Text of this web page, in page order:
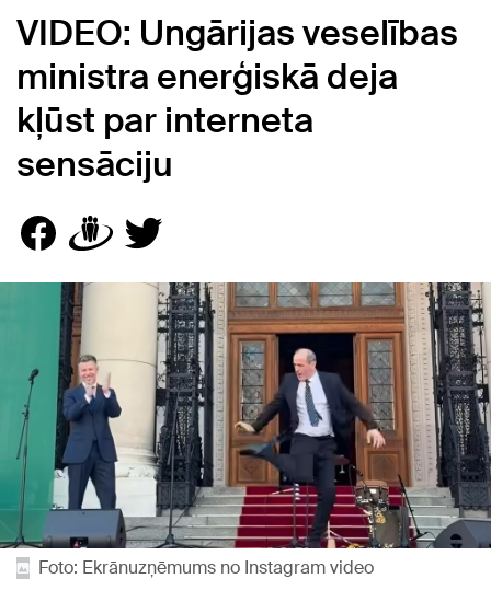
VIDEO: Ungārijas veselības
ministra enerģiskā deja
kļūst par interneta
sensāciju
Foto: Ekrānuzņēmums no Instagram video